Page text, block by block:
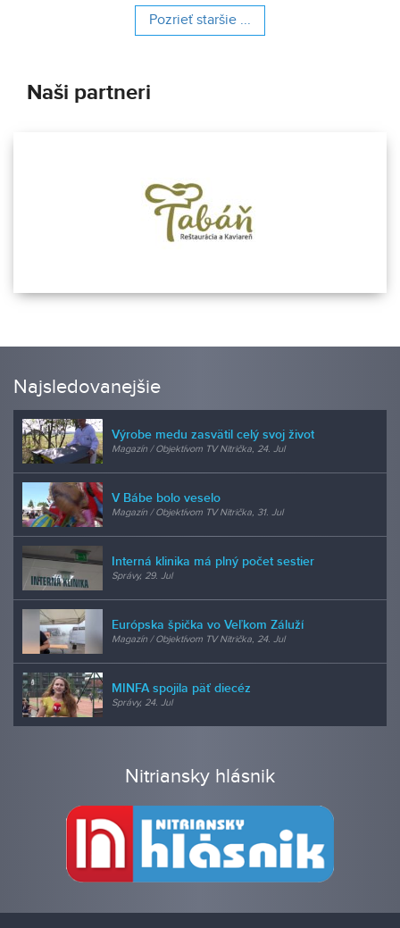
Pozrieť staršie ...
Naši partneri
Najsledovanejšie
Výrobe medu zasvätil celý svoj život
Magazín / Objektívom TV Nitrička, 24. Jul
V Bábe bolo veselo
Magazín / Objektívom TV Nitrička, 31. Jul
Interná klinika má plný počet sestier
Správy, 29. Jul
Európska špička vo Veľkom Záluží
Magazín / Objektívom TV Nitrička, 24. Jul
MINFA spojila päť diecéz
Správy, 24. Jul
Nitriansky hlásnik